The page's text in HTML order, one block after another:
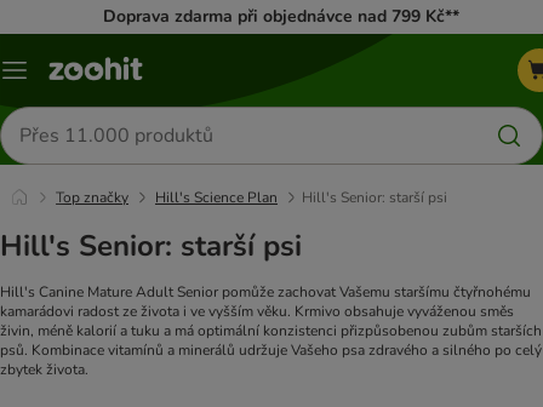
Doprava zdarma při objednávce nad 799 Kč**
Menu
Hledat
produkty
Top značky Hill's Science Plan Hill's Senior: starší psi
Hill's Senior: starší psi
Hill's Canine Mature Adult Senior pomůže zachovat Vašemu staršímu čtyřnohému
kamarádovi radost ze života i ve vyšším věku. Krmivo obsahuje vyváženou směs
živin, méně kalorií a tuku a má optimální konzistenci přizpůsobenou zubům starších
psů. Kombinace vitamínů a minerálů udržuje Vašeho psa zdravého a silného po celý
zbytek života.